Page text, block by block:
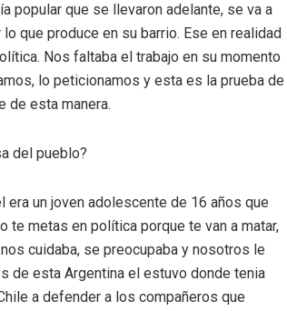
popular que se llevaron adelante, se va a
que produce en su barrio. Ese en realidad
Nos faltaba el trabajo en su momento
lo peticionamos y esta es la prueba de
de esta manera.
del pueblo?
era un joven adolescente de 16 años que
te metas en política porque te van a matar,
cuidaba, se preocupaba y nosotros le
de esta Argentina el estuvo donde tenia
a defender a los compañeros que